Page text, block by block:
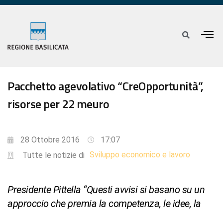
Pacchetto agevolativo “CreOpportunità”,
risorse per 22 meuro
28 Ottobre 2016
17:07
Tutte le notizie di Sviluppo economico e lavoro
Presidente Pittella “Questi avvisi si basano su un
approccio che premia la competenza, le idee, la